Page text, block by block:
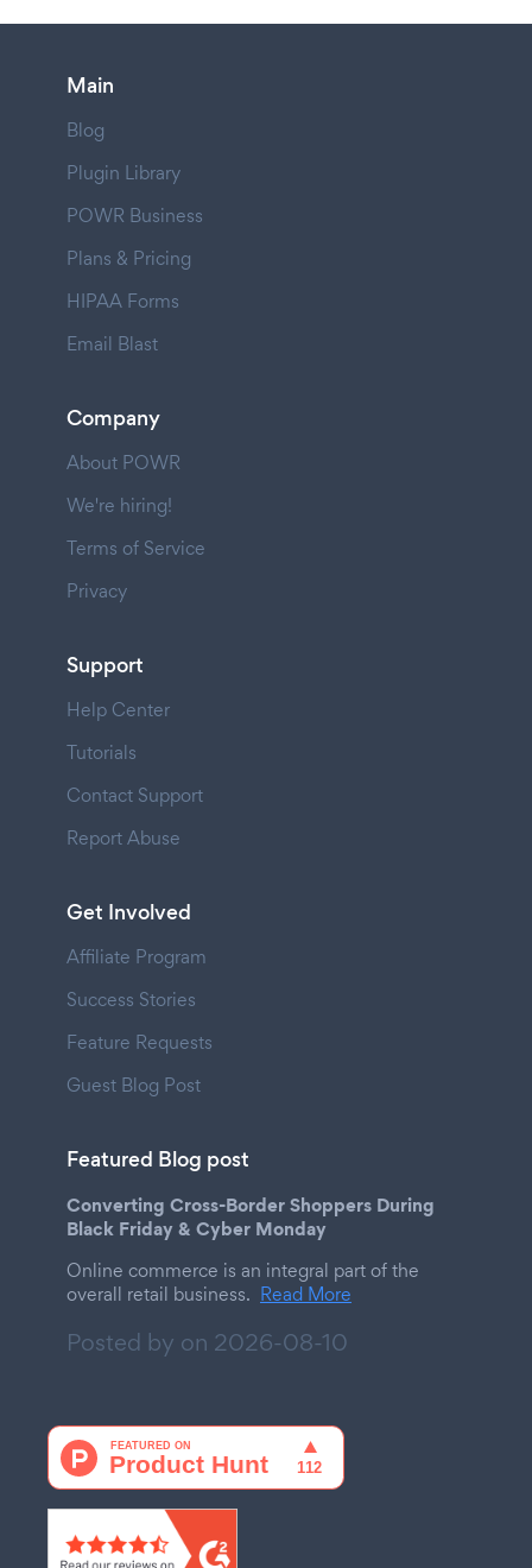
Main
Blog
Plugin Library
POWR Business
Plans & Pricing
HIPAA Forms
Email Blast
Company
About POWR
We're hiring!
Terms of Service
Privacy
Support
Help Center
Tutorials
Contact Support
Report Abuse
Get Involved
Affiliate Program
Success Stories
Feature Requests
Guest Blog Post
Featured Blog post
Converting Cross-Border Shoppers During
Black Friday & Cyber Monday
Online commerce is an integral part of the
overall retail business. Read More
Posted by on 2026-08-10